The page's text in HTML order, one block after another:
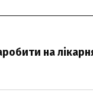
на